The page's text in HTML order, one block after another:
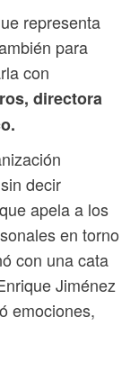
representa
para
con
directora
decir
apela a los
en torno
con una cata
Jiménez
emociones,